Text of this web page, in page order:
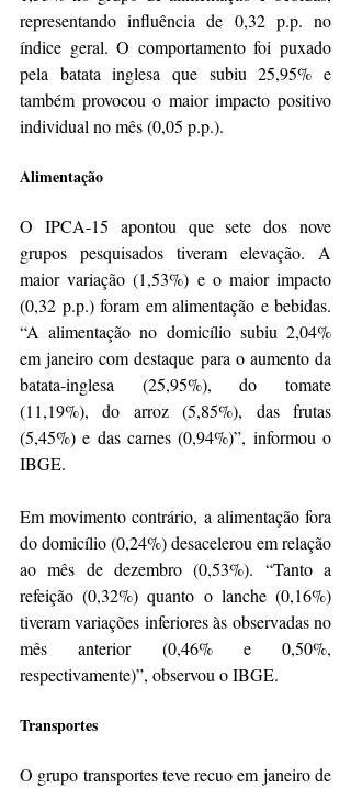
representando influência de 0,32 p.p. no
índice geral. O comportamento foi puxado
pela batata inglesa que subiu 25,95% e
também provocou o maior impacto positivo
individual no mês (0,05 p.p.).
Alimentação
O IPCA-15 apontou que sete dos nove
grupos pesquisados tiveram elevação. A
maior variação (1,53%) e o maior impacto
(0,32 p.p.) foram em alimentação e bebidas.
“A alimentação no domicílio subiu 2,04%
em janeiro com destaque para o aumento da
batata-inglesa (25,95%), do tomate
(11,19%), do arroz (5,85%), das frutas
(5,45%) e das carnes (0,94%)”, informou o
IBGE.
Em movimento contrário, a alimentação fora
do domicílio (0,24%) desacelerou em relação
ao mês de dezembro (0,53%). “Tanto a
refeição (0,32%) quanto o lanche (0,16%)
tiveram variações inferiores às observadas no
mês anterior (0,46% e 0,50%,
respectivamente)”, observou o IBGE.
Transportes
O grupo transportes teve recuo em janeiro de